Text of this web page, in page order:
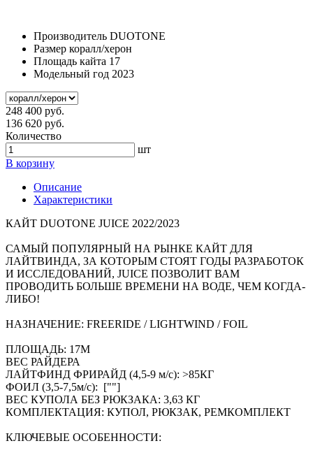
Производитель DUOTONE
Размер коралл/херон
Площадь кайта 17
Модельный год 2023
248 400 руб.
136 620 руб.
Количество
шт
В корзину
Описание
Характеристики
КАЙТ DUOTONE JUICE 2022/2023
САМЫЙ ПОПУЛЯРНЫЙ НА РЫНКЕ КАЙТ ДЛЯ
ЛАЙТВИНДА, ЗА КОТОРЫМ СТОЯТ ГОДЫ РАЗРАБОТОК
И ИССЛЕДОВАНИЙ, JUICE ПОЗВОЛИТ ВАМ
ПРОВОДИТЬ БОЛЬШЕ ВРЕМЕНИ НА ВОДЕ, ЧЕМ КОГДА-
ЛИБО!
НАЗНАЧЕНИЕ: FREERIDE / LIGHTWIND / FOIL
ПЛОЩАДЬ: 17М
ВЕС РАЙДЕРА
ЛАЙТФИНД ФРИРАЙД (4,5-9 м/с): >85КГ
ФОИЛ (3,5-7,5м/с): [""]
ВЕС КУПОЛА БЕЗ РЮКЗАКА: 3,63 КГ
КОМПЛЕКТАЦИЯ: КУПОЛ, РЮКЗАК, РЕМКОМПЛЕКТ
КЛЮЧЕВЫЕ ОСОБЕННОСТИ: